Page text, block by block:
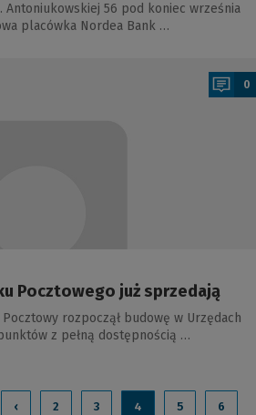
Antoniukowskiej 56 pod koniec września
placówka Nordea Bank …
0
Pocztowego już sprzedają
rozpoczął budowę w Urzędach
z pełną dostępnością …
‹ 2 3 4 5 6